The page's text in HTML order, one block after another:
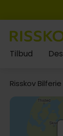
Tilbud
Risskov Bilferie